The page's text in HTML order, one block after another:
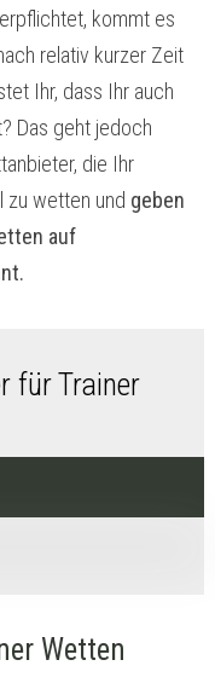
kommt es
relativ kurzer Zeit
Ihr, dass Ihr auch
Das geht jedoch
die Ihr
zu wetten und geben
auf
für Trainer
Wetten